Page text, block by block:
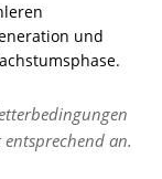
und
an.